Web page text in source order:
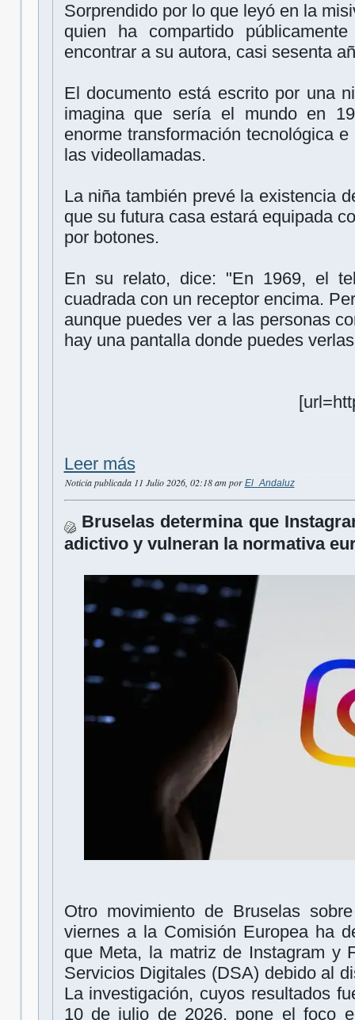
Sorprendido por lo que leyó en la
quien ha compartido
encontrar a su autora, casi sesenta
El documento está escrito por una
imagina que sería el mundo en
enorme transformación tecnológica
las videollamadas.
La niña también prevé la existencia
que su futura casa estará equipada
por botones.
En su relato, dice: "En 1969, el
cuadrada con un receptor encima.
aunque puedes ver a las personas
hay una pantalla donde puedes
Leer más
Noticia publicada 11 Julio 2026, 02:18 am por El_Andaluz
Bruselas determina que
adictivo y vulneran la normativa
Otro movimiento de Bruselas
viernes a la Comisión Europea ha
que Meta, la matriz de Instagram y
Servicios Digitales (DSA) debido al
La investigación, cuyos resultados
10 de julio de 2026, pone el foco